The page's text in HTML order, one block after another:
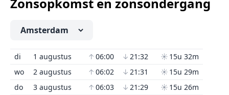
di 1 augustus ↑ 06:00 ↓ 21:32 ☀ 15u 32m
wo
2 augustus ↑ 06:02 ↓ 21:31 ☀ 15u 29m
do
3 augustus ↑ 06:03 ↓ 21:29 ☀ 15u 26m